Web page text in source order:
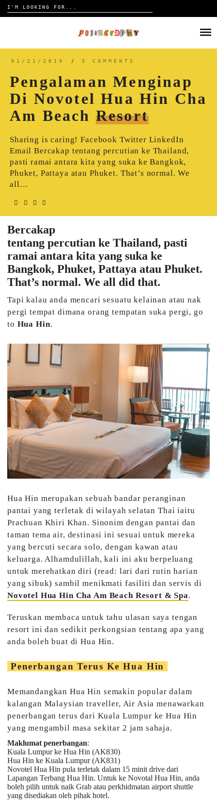
Search
for:
REVIEW
CONTACT
01/21/2019 / 5 COMMENTS
Pengalaman Menginap
Di Novotel Hua Hin Cha
Am Beach Resort
Sharing is caring! Facebook Twitter LinkedIn
Email Bercakap tentang percutian ke Thailand,
pasti ramai antara kita yang suka ke Bangkok,
Phuket, Pattaya atau Phuket. That’s normal. We
all…
Bercakap
tentang percutian ke Thailand, pasti
ramai antara kita yang suka ke
Bangkok, Phuket, Pattaya atau Phuket.
That’s normal. We all did that.
Tapi kalau anda mencari sesuatu kelainan atau nak
pergi tempat dimana orang tempatan suka pergi, go
to Hua Hin.
Hua Hin merupakan sebuah bandar peranginan
pantai yang terletak di wilayah selatan Thai iaitu
Prachuan Khiri Khan. Sinonim dengan pantai dan
taman tema air, destinasi ini sesuai untuk mereka
yang bercuti secara solo, dengan kawan atau
keluarga. Alhamdulillah, kali ini aku berpeluang
untuk merehatkan diri (read: lari dari rutin harian
yang sibuk) sambil menikmati fasiliti dan servis di
Novotel Hua Hin Cha Am Beach Resort & Spa.
Teruskan membaca untuk tahu ulasan saya tengan
resort ini dan sedikit perkongsian tentang apa yang
anda boleh buat di Hua Hin.
Penerbangan Terus Ke Hua Hin
Memandangkan Hua Hin semakin popular dalam
kalangan Malaysian traveller, Air Asia menawarkan
penerbangan terus dari Kuala Lumpur ke Hua Hin
yang mengambil masa sekitar 2 jam sahaja.
Maklumat penerbangan:
Kuala Lumpur ke Hua Hin (AK830)
Hua Hin ke Kuala Lumpur (AK831)
Novotel Hua Hin pula terletak dalam 15 minit drive dari
Lapangan Terbang Hua Hin. Untuk ke Novotal Hua Hin, anda
boleh pilih untuk naik Grab atau perkhidmatan airport shuttle
yang disediakan oleh pihak hotel.